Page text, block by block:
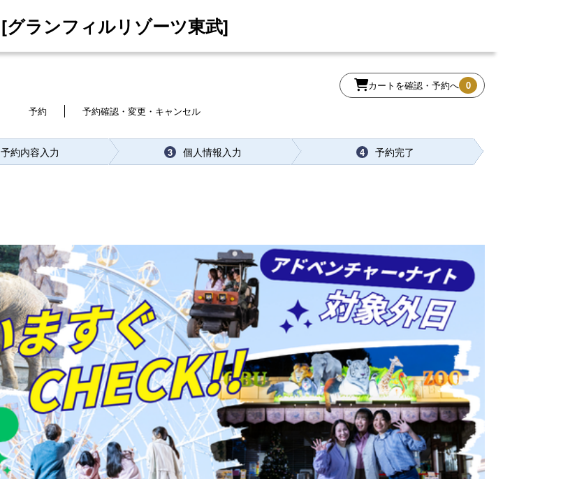
[グランフィルリゾーツ東武]
カートを確認・予約へ 0
予約
予約確認・変更・キャンセル
予約内容入力 3 個人情報入力 4 予約完了